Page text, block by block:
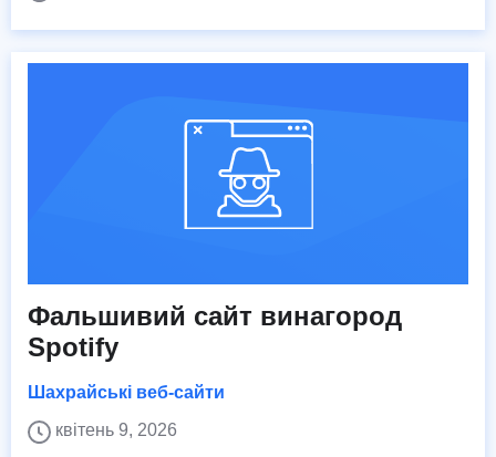
Фальшивий сайт винагород
Spotify
Шахрайські веб-сайти
квітень 9, 2026